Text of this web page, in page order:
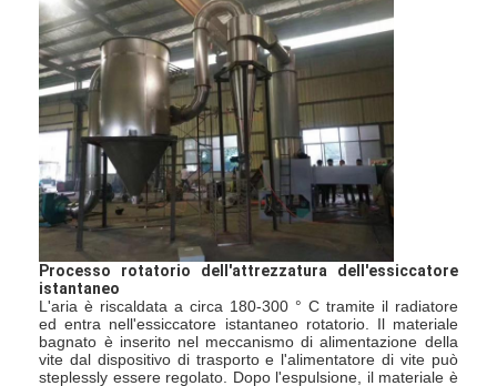
Casa
Prodotti
Chi siamo
Processo rotatorio dell'attrezzatura dell'essiccatore
istantaneo
L'aria è riscaldata a circa 180-300 ° C tramite il radiatore
ed entra nell'essiccatore istantaneo rotatorio. Il materiale
bagnato è inserito nel meccanismo di alimentazione della
vite dal dispositivo di trasporto e l'alimentatore di vite può
steplessly essere regolato. Dopo l'espulsione, il materiale è